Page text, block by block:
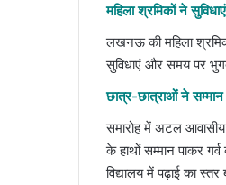
महिला श्रमिकों ने
लखनऊ की महिला
सुविधाएं और समय पर
छात्र-छात्राओं ने सम्मान
समारोह में अटल आवासीय
के हाथों सम्मान पाकर
विद्यालय में पढ़ाई का